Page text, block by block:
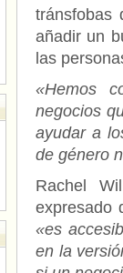
tránsfobas
añadir un
las
«Hemos
negocios
ayudar a
de género
Rachel
expresado
«es
en la